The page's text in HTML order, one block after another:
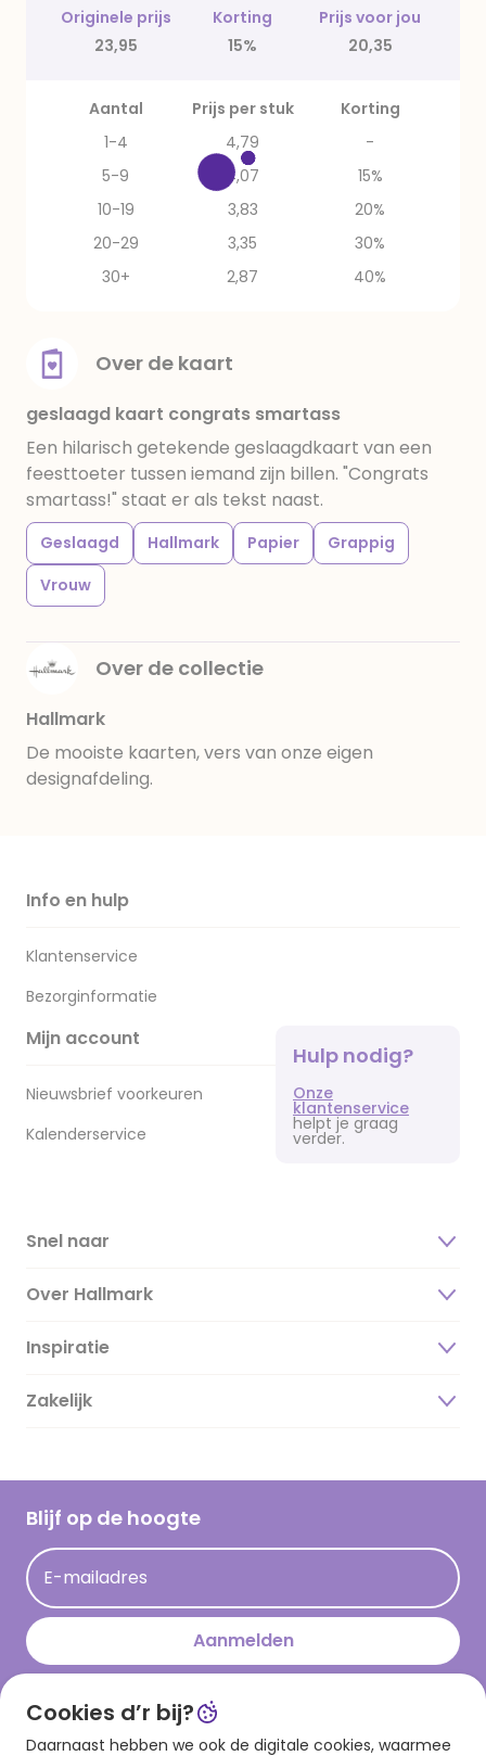
Originele prijs Korting
Prijs voor jou
23,95
15% 20,35
Aantal Prijs per stuk
Korting
1-4
4,79
-
5-9
4,07
15%
10-19
3,83
20%
20-29
3,35
30%
30+
2,87 40%
Over de kaart
geslaagd kaart congrats smartass
Een hilarisch getekende geslaagdkaart van een
feesttoeter tussen iemand zijn billen. "Congrats
smartass!" staat er als tekst naast.
Geslaagd Hallmark Papier
Grappig
Vrouw
Over de collectie
Hallmark
De mooiste kaarten, vers van onze eigen
designafdeling.
Info en hulp
Klantenservice
Bezorginformatie
Mijn account
Nieuwsbrief voorkeuren
Kalenderservice
Hulp nodig?
Onze
klantenservice
helpt je graag
verder.
Snel naar
Over Hallmark
Over ons
Duurzaamheid
Hallmark Kaartclub
Acties
Persberichten
Hallmark en Kinderpostzegels
Inspiratie
Magazine
Cadeau inspiratie
Kaartinspiratie
Zakelijk
Blijf op de hoogte
E-mailadres
Aanmelden
Download onze app
Cookies d’r bij?
Daarnaast hebben we ook de digitale cookies, waarmee